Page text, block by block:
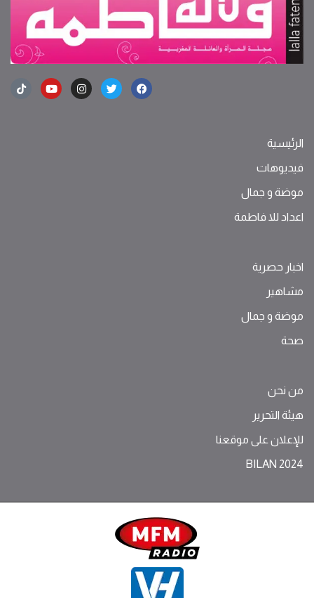
الرئيسية
فيديوهات
موضة ‫و‬ ‫‬‫جمال‬
اعداد للا فاطمة
اخبار حصرية
مشاهير
موضة ‫و‬ ‫‬‫جمال‬
صحة
من نحن
هيئة التحرير
للإعلان على موقعنا
BILAN 2024